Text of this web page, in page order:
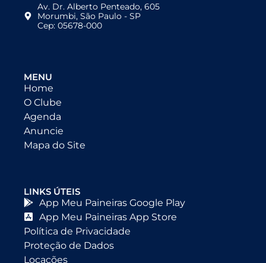
Av. Dr. Alberto Penteado, 605
Morumbi, São Paulo - SP
Cep: 05678-000
MENU
Home
O Clube
Agenda
Anuncie
Mapa do Site
LINKS ÚTEIS
App Meu Paineiras Google Play
App Meu Paineiras App Store
Política de Privacidade
Proteção de Dados
Locações